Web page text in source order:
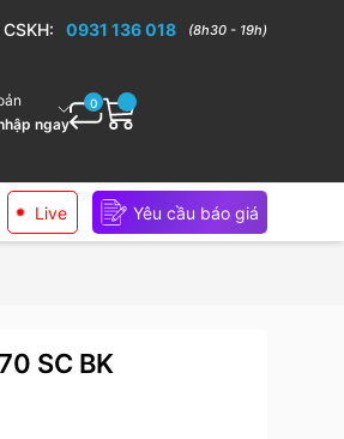
CSKH: 0931 136 018 (8h30 - 19h)
ngay
0
Live Yêu cầu báo giá
SC BK